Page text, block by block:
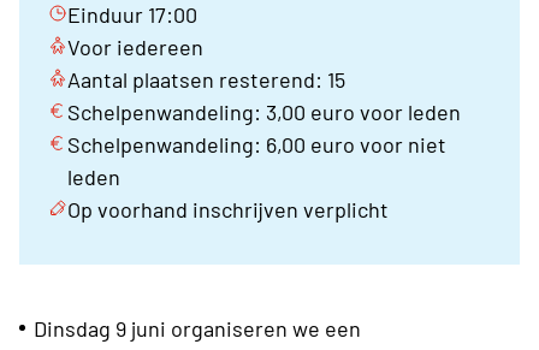
Einduur 17:00
Voor iedereen
Aantal plaatsen resterend: 15
Schelpenwandeling: 3,00 euro voor leden
Schelpenwandeling: 6,00 euro voor niet
leden
Op voorhand inschrijven verplicht
Dinsdag 9 juni organiseren we een